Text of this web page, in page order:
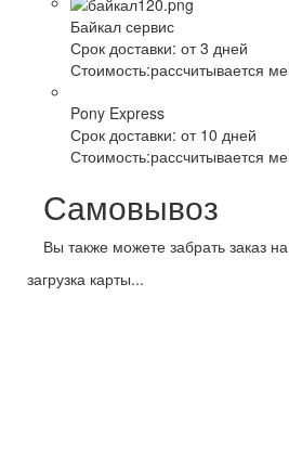
Байкал сервис
Срок доставки: от 3 дней
Стоимость:рассчитывается
Pony Express
Срок доставки: от 10 дней
Стоимость:рассчитывается
Самовывоз
Вы также можете забрать заказ
загрузка карты...